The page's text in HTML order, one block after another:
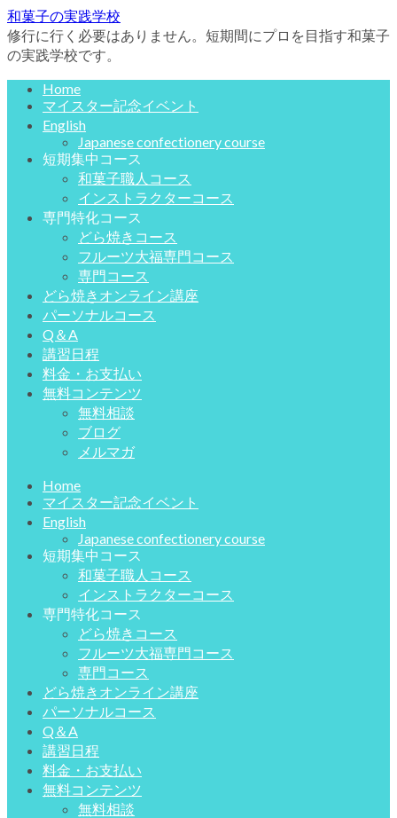
和菓子の実践学校
修行に行く必要はありません。短期間にプロを目指す和菓子
の実践学校です。
Home
マイスター記念イベント
English
Japanese confectionery course
短期集中コース
和菓子職人コース
インストラクターコース
専門特化コース
どら焼きコース
フルーツ大福専門コース
専門コース
どら焼きオンライン講座
パーソナルコース
Q＆A
講習日程
料金・お支払い
無料コンテンツ
無料相談
ブログ
メルマガ
Home
マイスター記念イベント
English
Japanese confectionery course
短期集中コース
和菓子職人コース
インストラクターコース
専門特化コース
どら焼きコース
フルーツ大福専門コース
専門コース
どら焼きオンライン講座
パーソナルコース
Q＆A
講習日程
料金・お支払い
無料コンテンツ
無料相談